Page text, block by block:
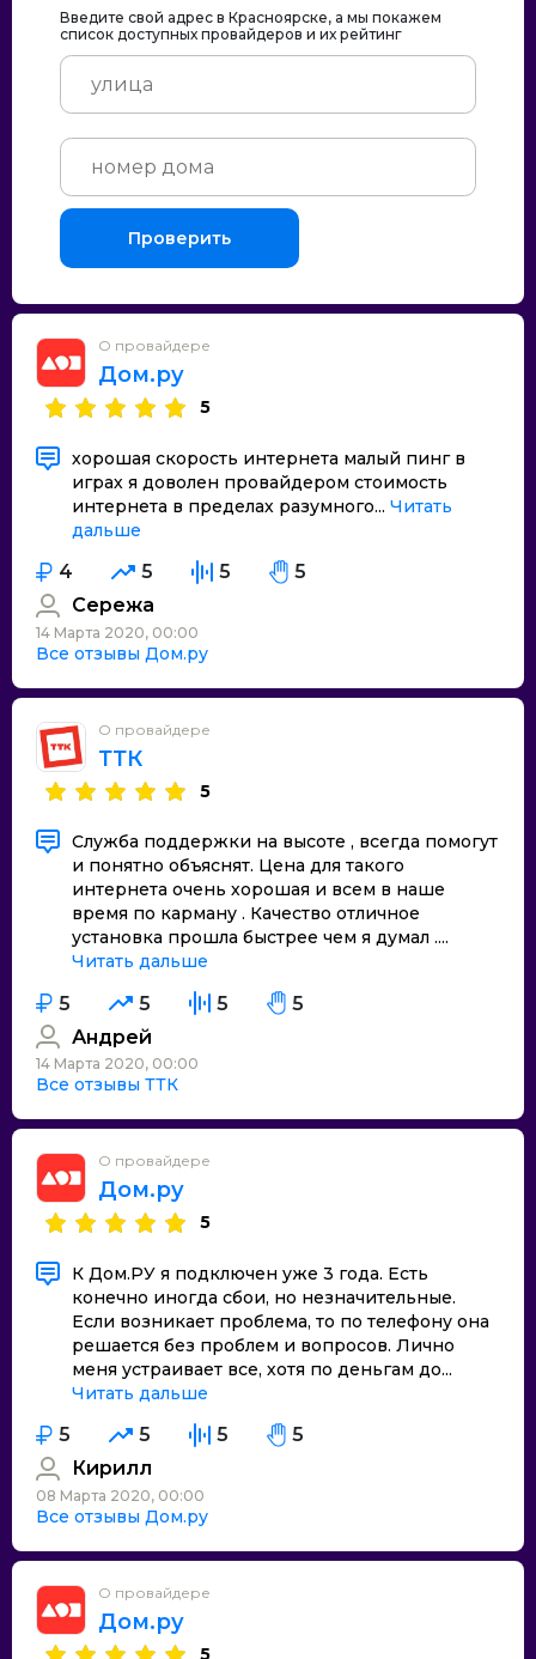
Введите свой адрес в Красноярске, а мы покажем
список доступных провайдеров и их рейтинг
Проверить
О провайдере
Дом.ру
5
хорошая скорость интернета малый пинг в
играх я доволен провайдером стоимость
интернета в пределах разумного... Читать
дальше
4 5 5
5
Сережа
14 Марта 2020, 00:00
Все отзывы Дом.ру
О провайдере
ТТК
5
Служба поддержки на высоте , всегда помогут
и понятно объяснят. Цена для такого
интернета очень хорошая и всем в наше
время по карману . Качество отличное
установка прошла быстрее чем я думал ....
Читать дальше
5 5 5
5
Андрей
14 Марта 2020, 00:00
Все отзывы ТТК
О провайдере
Дом.ру
5
К Дом.РУ я подключен уже 3 года. Есть
конечно иногда сбои, но незначительные.
Если возникает проблема, то по телефону она
решается без проблем и вопросов. Лично
меня устраивает все, хотя по деньгам до...
Читать дальше
5 5 5
5
Кирилл
08 Марта 2020, 00:00
Все отзывы Дом.ру
О провайдере
Дом.ру
5